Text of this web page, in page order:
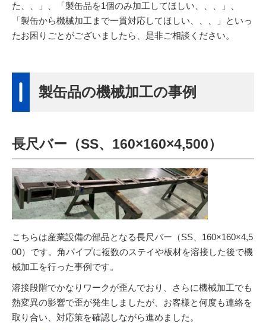
た、、」、「製缶品を1個のみ加工してほしい、、、」、
「製缶から機械加工まで一貫対応してほしい、、、」といっ
たお困りごとがございましたら、是非ご相談ください。
製缶品の機械加工の事例
長尺バー（SS、160×160×4,500）
こちらは産業設備の部品となる長尺バー（SS、160×160×4,5
00）です。角パイプに複数のステイや板材を溶接した後で機
械加工を行った事例です。
溶接段階でかなりワークが歪んでおり、さらに機械加工でも
熱変異の影響で歪が発生しましたが、お客様と何度も連絡を
取り合い、対応策を確認しながら進めました。